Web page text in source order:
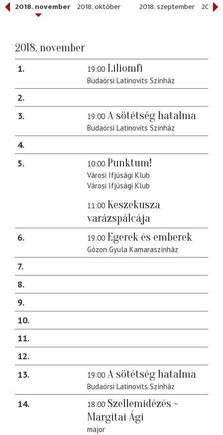
2018. november 2018. október 2018. szeptember 2018.
2018. november
1 19:00 Liliomfi
Budaörsi Latinovits Színház
2
3
19:00 A sötétség hatalma
Budaörsi Latinovits Színház
4
5
10:00 Punktum!
Városi Ifjúsági Klub
Városi Ifjúsági Klub
11:00 Keszekusza
varázspálcája
6 19:00 Egerek és emberek
Gózon Gyula Kamaraszínház
7
8
9
10
11
12
13
19:00 A sötétség hatalma
Budaörsi Latinovits Színház
14 18:00 Szellemidézés -
Margitai Ági
major